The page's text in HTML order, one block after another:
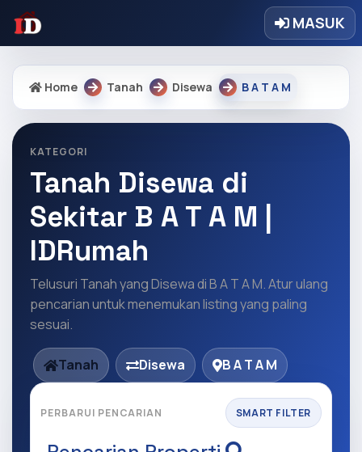
MASUK
Home Tanah Disewa B A T A M
KATEGORI
Tanah Disewa di
Sekitar B A T A M |
IDRumah
Telusuri Tanah yang Disewa di B A T A M. Atur ulang
pencarian untuk menemukan listing yang paling
sesuai.
Tanah Disewa B A T A M
PERBARUI PENCARIAN SMART FILTER